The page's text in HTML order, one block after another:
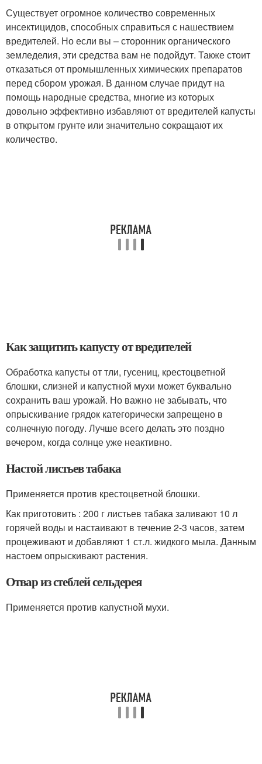
Существует огромное количество современных
инсектицидов, способных справиться с нашествием
вредителей. Но если вы – сторонник органического
земледелия, эти средства вам не подойдут. Также стоит
отказаться от промышленных химических препаратов
перед сбором урожая. В данном случае придут на
помощь народные средства, многие из которых
довольно эффективно избавляют от вредителей капусты
в открытом грунте или значительно сокращают их
количество.
Как защитить капусту от вредителей
Обработка капусты от тли, гусениц, крестоцветной
блошки, слизней и капустной мухи может буквально
сохранить ваш урожай. Но важно не забывать, что
опрыскивание грядок категорически запрещено в
солнечную погоду. Лучше всего делать это поздно
вечером, когда солнце уже неактивно.
Настой листьев табака
Применяется против крестоцветной блошки.
Как приготовить : 200 г листьев табака заливают 10 л
горячей воды и настаивают в течение 2-3 часов, затем
процеживают и добавляют 1 ст.л. жидкого мыла. Данным
настоем опрыскивают растения.
Отвар из стеблей сельдерея
Применяется против капустной мухи.